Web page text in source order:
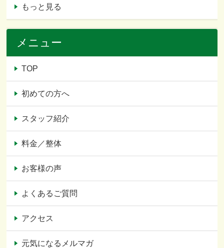
もっと見る
メニュー
TOP
初めての方へ
スタッフ紹介
料金／整体
お客様の声
よくあるご質問
アクセス
元気になるメルマガ